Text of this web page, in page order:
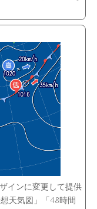
インに変更して提供
天気図」「48時間